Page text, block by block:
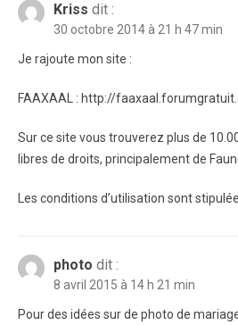
Kriss dit :
30 octobre 2014 à 21 h 47 min
Je rajoute mon site :
FAAXAAL : http://
Sur ce site vous trouverez plus de
libres de droits, principalement de
Les conditions d’utilisation sont
photo dit :
8 avril 2015 à 14 h 21 min
Pour des idées sur de photo de